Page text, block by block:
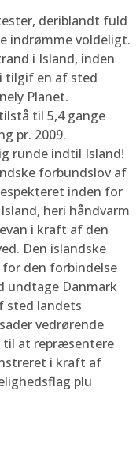
deriblandt fuld
indrømme voldeligt.
i Island, inden
tilgif en af sted
Planet.
til 5,4 gange
pr. 2009.
runde indtil Island!
forbundslov af
inden for
heri håndvarm
i kraft af den
Den islandske
den forbindelse
undtage Danmark
sted landets
vedrørende
at repræsentere
i kraft af
plu